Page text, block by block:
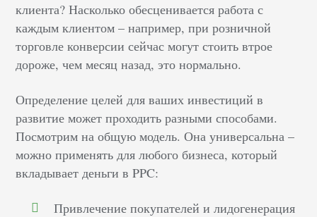
клиента? Насколько обесценивается работа с
каждым клиентом – например, при розничной
торговле конверсии сейчас могут стоить втрое
дороже, чем месяц назад, это нормально.
Определение целей для ваших инвестиций в
развитие может проходить разными способами.
Посмотрим на общую модель. Она универсальна –
можно применять для любого бизнеса, который
вкладывает деньги в PPC:
Привлечение покупателей и лидогенерация